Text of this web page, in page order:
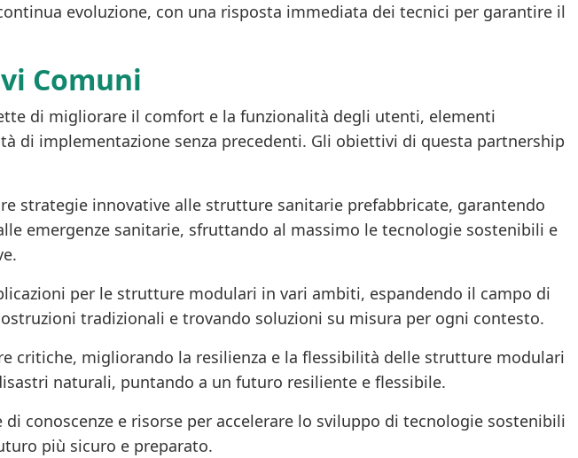
evoluzione, con una risposta immediata dei tecnici per garantire il
Comuni
di migliorare il comfort e la funzionalità degli utenti, elementi
di implementazione senza precedenti. Gli obiettivi di questa partnership
strategie innovative alle strutture sanitarie prefabbricate, garantendo
emergenze sanitarie, sfruttando al massimo le tecnologie sostenibili e
per le strutture modulari in vari ambiti, espandendo il campo di
tradizionali e trovando soluzioni su misura per ogni contesto.
critiche, migliorando la resilienza e la flessibilità delle strutture modulari
naturali, puntando a un futuro resiliente e flessibile.
conoscenze e risorse per accelerare lo sviluppo di tecnologie sostenibili
più sicuro e preparato.